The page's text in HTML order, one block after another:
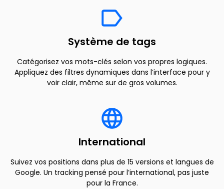
Système de tags
Catégorisez vos mots-clés selon vos propres logiques.
Appliquez des filtres dynamiques dans l’interface pour y
voir clair, même sur de gros volumes.
International
Suivez vos positions dans plus de 15 versions et langues de
Google. Un tracking pensé pour l’international, pas juste
pour la France.